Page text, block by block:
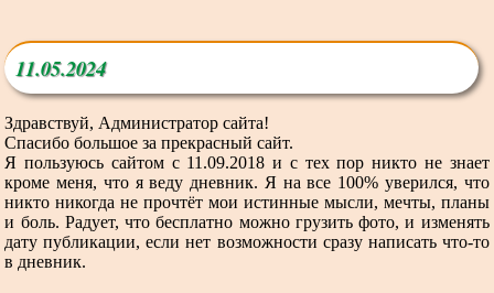
11.05.2024
Здравствуй, Администратор сайта!
Спасибо большое за прекрасный сайт.
Я пользуюсь сайтом с 11.09.2018 и с тех пор никто не знает
кроме меня, что я веду дневник. Я на все 100% уверился, что
никто никогда не прочтёт мои истинные мысли, мечты, планы
и боль. Радует, что бесплатно можно грузить фото, и изменять
дату публикации, если нет возможности сразу написать что-то
в дневник.